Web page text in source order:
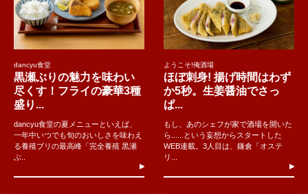
dancyu食堂
黒瀬ぶりの魅力を味わい
尽くす！フライの豪華3種
盛り...
dancyu食堂の夏メニューといえば、
一年中いつでも旬のおいしさを味わえ
る養殖ブリの最高峰「完全養殖 黒瀬
ぶ..
ようこそ!俺酒場
ほぼ刺身! 揚げ時間はわず
か5秒。生姜醤油でさっ
ぱ...
もし、あのシェフが家で酒場を開いた
ら......という妄想からスタートした
WEB連載。3人目は、鎌倉「オステ
リ...